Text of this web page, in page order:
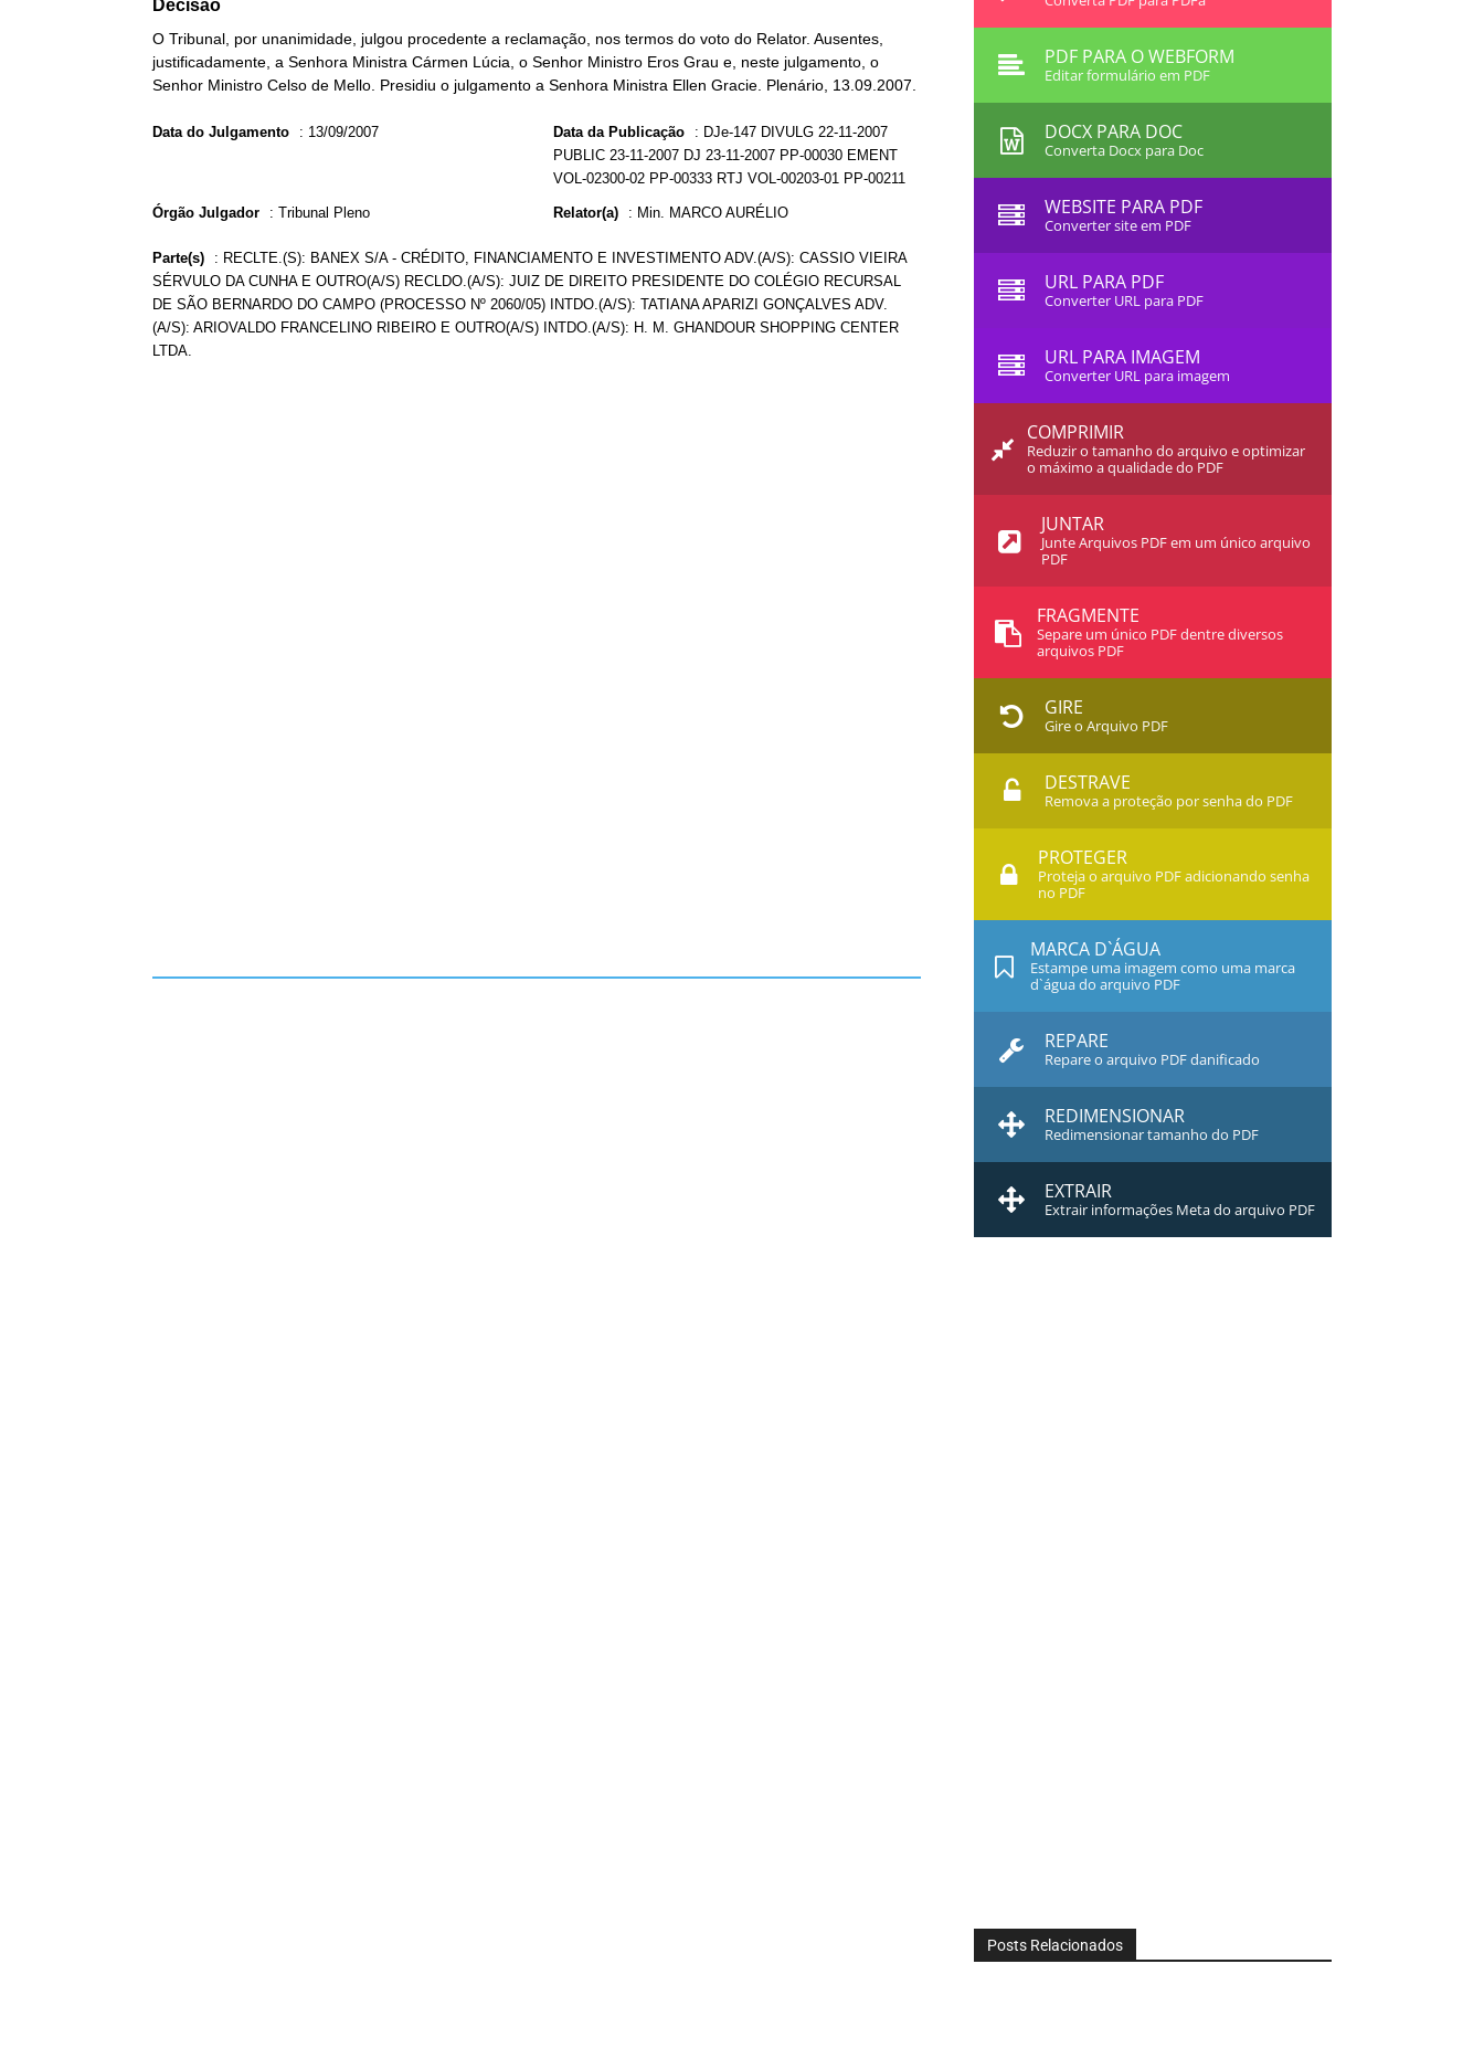
Decisão
O Tribunal, por unanimidade, julgou procedente a reclamação, nos termos do voto do Relator. Ausentes,
justificadamente, a Senhora Ministra Cármen Lúcia, o Senhor Ministro Eros Grau e, neste julgamento, o
Senhor Ministro Celso de Mello. Presidiu o julgamento a Senhora Ministra Ellen Gracie. Plenário, 13.09.2007.
Data do Julgamento : 13/09/2007 Data da Publicação : DJe-147 DIVULG 22-11-2007
PUBLIC 23-11-2007 DJ 23-11-2007 PP-00030 EMENT
VOL-02300-02 PP-00333 RTJ VOL-00203-01 PP-00211
Órgão Julgador : Tribunal Pleno Relator(a) : Min. MARCO AURÉLIO
Parte(s) : RECLTE.(S): BANEX S/A - CRÉDITO, FINANCIAMENTO E INVESTIMENTO ADV.(A/S): CASSIO VIEIRA
SÉRVULO DA CUNHA E OUTRO(A/S) RECLDO.(A/S): JUIZ DE DIREITO PRESIDENTE DO COLÉGIO RECURSAL
DE SÃO BERNARDO DO CAMPO (PROCESSO Nº 2060/05) INTDO.(A/S): TATIANA APARIZI GONÇALVES ADV.
(A/S): ARIOVALDO FRANCELINO RIBEIRO E OUTRO(A/S) INTDO.(A/S): H. M. GHANDOUR SHOPPING CENTER
LTDA.
PDF PARA O WEBFORM
Editar formulário em PDF
DOCX PARA DOC
Converta Docx para Doc
WEBSITE PARA PDF
Converter site em PDF
URL PARA PDF
Converter URL para PDF
URL PARA IMAGEM
Converter URL para imagem
COMPRIMIR
Reduzir o tamanho do arquivo e optimizar
o máximo a qualidade do PDF
JUNTAR
Junte Arquivos PDF em um único arquivo
PDF
FRAGMENTE
Separe um único PDF dentre diversos
arquivos PDF
GIRE
Gire o Arquivo PDF
DESTRAVE
Remova a proteção por senha do PDF
PROTEGER
Proteja o arquivo PDF adicionando senha
no PDF
MARCA D`ÁGUA
Estampe uma imagem como uma marca
d`água do arquivo PDF
REPARE
Repare o arquivo PDF danificado
REDIMENSIONAR
Redimensionar tamanho do PDF
EXTRAIR
Extrair informações Meta do arquivo PDF
Posts Relacionados